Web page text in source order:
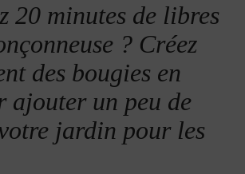
20 minutes de libres
? Créez
des bougies en
ajouter un peu de
jardin pour les